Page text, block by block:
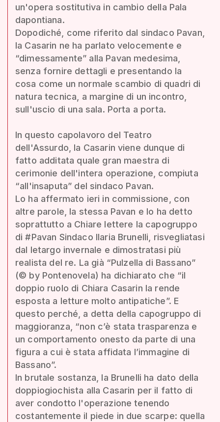
un'opera sostitutiva in cambio della Pala
dapontiana.
Dopodiché, come riferito dal sindaco Pavan,
la Casarin ne ha parlato velocemente e
“dimessamente” alla Pavan medesima,
senza fornire dettagli e presentando la
cosa come un normale scambio di quadri di
natura tecnica, a margine di un incontro,
sull'uscio di una sala. Porta a porta.
In questo capolavoro del Teatro
dell'Assurdo, la Casarin viene dunque di
fatto additata quale gran maestra di
cerimonie dell'intera operazione, compiuta
“all'insaputa” del sindaco Pavan.
Lo ha affermato ieri in commissione, con
altre parole, la stessa Pavan e lo ha detto
soprattutto a Chiare lettere la capogruppo
di #Pavan Sindaco Ilaria Brunelli, risvegliatasi
dal letargo invernale e dimostratasi più
realista del re. La già “Pulzella di Bassano”
(© by Pontenovela) ha dichiarato che “il
doppio ruolo di Chiara Casarin la rende
esposta a letture molto antipatiche”. E
questo perché, a detta della capogruppo di
maggioranza, “non c’è stata trasparenza e
un comportamento onesto da parte di una
figura a cui è stata affidata l’immagine di
Bassano”.
In brutale sostanza, la Brunelli ha dato della
doppiogiochista alla Casarin per il fatto di
aver condotto l'operazione tenendo
costantemente il piede in due scarpe: quella